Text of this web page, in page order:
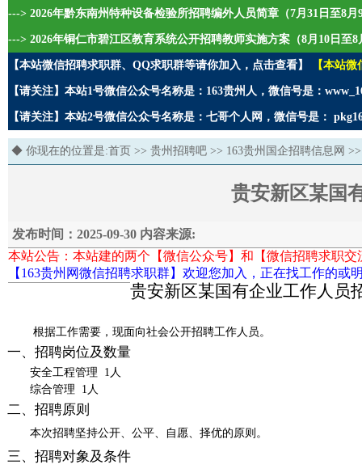
---> 2026年黔东南州特种设备检验所招聘编外人员简章（7月31日至8月
---> 2026年铜仁市碧江区教育系统公开招聘教师实施方案（8月10日至8
【本站微信招聘求职群、QQ求职群等请你加入，点击查看】 【本站
【请关注】本站1号微信公众号名称是：163贵州人，微信号是：
【请关注】本站2号微信公众号名称是：七哥个人网，微信号是：
◆ 你现在的位置是:首页 >> 贵州招聘吧 >> 163贵州国企招聘信息网
贵安新区某国
发布时间：2025-09-30 内容来源:
本站公告：本站建的两个【微信公众号】和【微信招聘求职
【163贵州网微信招聘求职群】欢迎您加入，正在找工作的
贵安新区某国有企业工作人员
根据工作需要，现面向社会公开招聘工作人员。
一、招聘岗位及数量
安全工程管理
1人
综合管理
1人
二、招聘原则
本次招聘坚持公开、公平、自愿、择优的原则。
三、招聘对象及条件